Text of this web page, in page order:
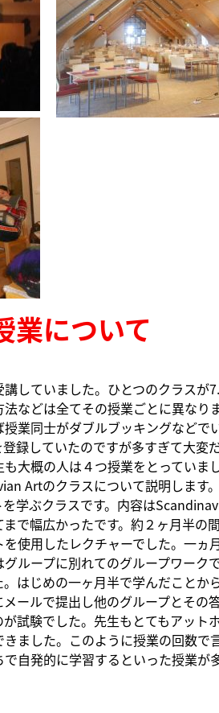
について
していました。ひとつのクラスが
などは全てその授業ごとに異なり
業同士がダブルブッキングなどで
録していたのですが多すぎて大変
大概の人は４つ授業をとっていま
Artのクラスについて説明します
学ぶクラスです。内容は
で幅広かったです。約２ヶ月半の
使用したレクチャーでした。一ヵ
ループに別れてのグループワーク
はじめの一ヶ月半で学んだことか
ールで提出し他のグループとその
試験でした。先生もとてもアット
ました。このように授業の回数で
自発的に学習するといった授業が